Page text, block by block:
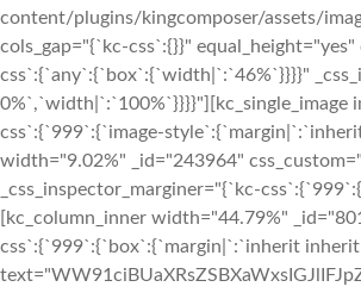
content/plugins/kingcomposer/assets/
cols_gap="{`kc-css`:{}}"
css`:{`any`:{`box`:{`width|`:`46%`}}}}"
0%`,`width|`:`100%`}}}}"][kc_single_image
css`:{`999`:{`image-
width="9.02%" _id="243964"
_css_inspector_marginer="{`kc-
[kc_column_inner width="44.79%"
css`:{`999`:{`box`:{`margin|`:`inherit